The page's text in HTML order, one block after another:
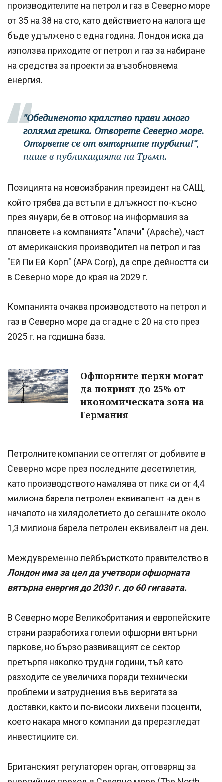
производителите на петрол и газ в Северно море
от 35 на 38 на сто, като действието на налога ще
бъде удължено с една година. Лондон иска да
използва приходите от петрол и газ за набиране
на средства за проекти за възобновяема
енергия.
"Обединеното кралство прави много
голяма грешка. Отворете Северно море.
Отървете се от вятърните турбини!",
пише в публикацията на Тръмп.
Позицията на новоизбрания президент на САЩ,
който трябва да встъпи в длъжност по-късно
през януари, бе в отговор на информация за
плановете на компанията "Апачи" (Apache), част
от американския производител на петрол и газ
"Ей Пи Ей Корп" (APA Corp), да спре дейността си
в Северно море до края на 2029 г.
Компанията очаква производството на петрол и
газ в Северно море да спадне с 20 на сто през
2025 г. на годишна база.
Офшорните перки могат
да покрият до 25% от
икономическата зона на
Германия
Петролните компании се оттеглят от добивите в
Северно море през последните десетилетия,
като производството намалява от пика си от 4,4
милиона барела петролен еквивалент на ден в
началото на хилядолетието до сегашните около
1,3 милиона барела петролен еквивалент на ден.
Междувременно лейбъристкото правителство в
Лондон има за цел да учетвори офшорната
вятърна енергия до 2030 г. до 60 гигавата.
В Северно море Великобритания и европейските
страни разработиха големи офшорни вятърни
паркове, но бързо развиващият се сектор
претърпя няколко трудни години, тъй като
разходите се увеличиха поради технически
проблеми и затруднения във веригата за
доставки, както и по-високи лихвени проценти,
което накара много компании да преразгледат
инвестициите си.
Британският регулаторен орган, отговарящ за